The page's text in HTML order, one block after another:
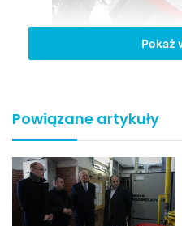
Pokaż
Powiązane artykuły